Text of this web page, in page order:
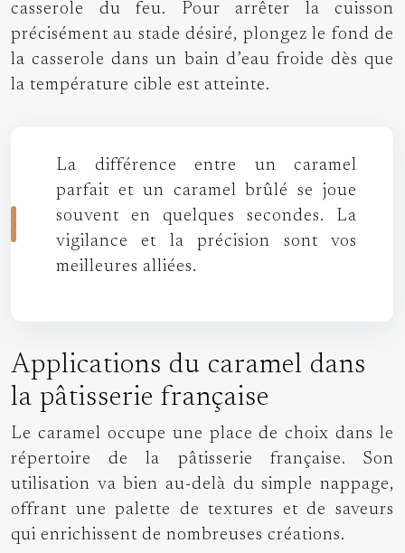
casserole du feu. Pour arrêter la cuisson
précisément au stade désiré, plongez le fond de
la casserole dans un bain d’eau froide dès que
la température cible est atteinte.
La différence entre un caramel
parfait et un caramel brûlé se joue
souvent en quelques secondes. La
vigilance et la précision sont vos
meilleures alliées.
Applications du caramel dans
la pâtisserie française
Le caramel occupe une place de choix dans le
répertoire de la pâtisserie française. Son
utilisation va bien au-delà du simple nappage,
offrant une palette de textures et de saveurs
qui enrichissent de nombreuses créations.